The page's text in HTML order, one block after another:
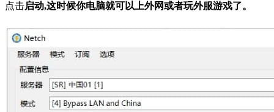
点击启动,这时候你电脑就可以上外网或者玩外服游戏了。